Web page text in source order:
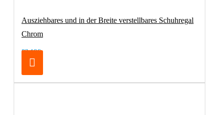
Ausziehbares und in der Breite verstellbares Schuhregal
Chrom
83,19€